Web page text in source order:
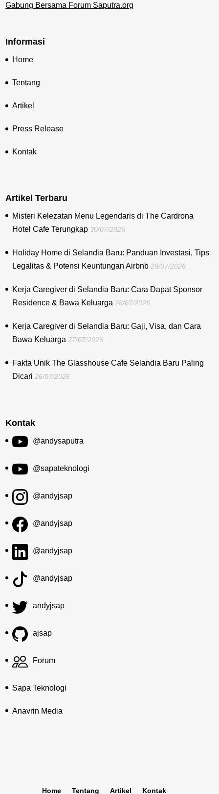
Gabung Bersama Forum Saputra.org
Informasi
Home
Tentang
Artikel
Press Release
Kontak
Artikel Terbaru
Misteri Kelezatan Menu Legendaris di The Cardrona
Hotel Cafe Terungkap 30/07/2026
Holiday Home di Selandia Baru: Panduan Investasi, Tips
Legalitas & Potensi Keuntungan Airbnb 29/07/2026
Kerja Caregiver di Selandia Baru: Cara Dapat Sponsor
Residence & Bawa Keluarga 28/07/2026
Kerja Caregiver di Selandia Baru: Gaji, Visa, dan Cara
Bawa Keluarga 27/07/2026
Fakta Unik The Glasshouse Cafe Selandia Baru Paling
Dicari 26/07/2026
Kontak
@andysaputra
@sapateknologi
@andyjsap
@andyjsap
@andyjsap
@andyjsap
andyjsap
ajsap
Forum
Sapa Teknologi
Anavrin Media
Home Tentang Artikel Kontak